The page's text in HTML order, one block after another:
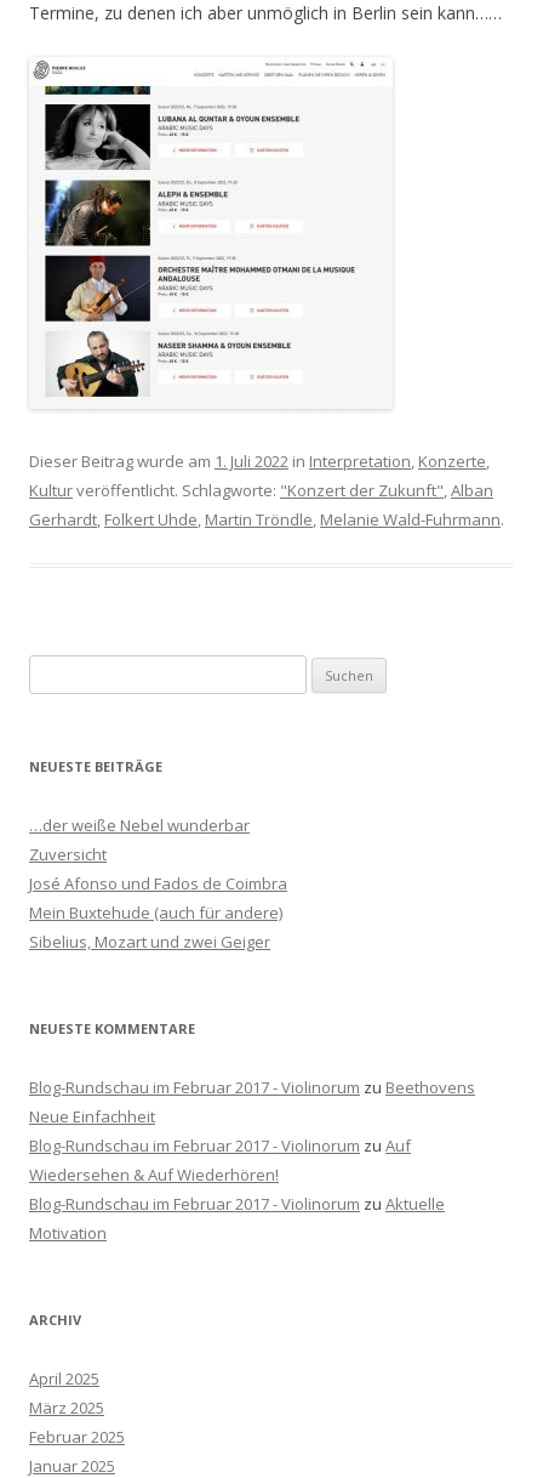
Termine, zu denen ich aber unmöglich in Berlin sein kann……
Dieser Beitrag wurde am 1. Juli 2022 in Interpretation, Konzerte,
Kulturveröffentlicht. Schlagworte: "Konzert der Zukunft",Alban
Gerhardt, Folkert Uhde, Martin Tröndle, Melanie Wald-Fuhrmann.
u
h
n
a
c
h
NEUESTE BEITRÄGE
…der weiße Nebel wunderbar
Zuversicht
José Afonso und Fados de Coimbra
Mein Buxtehude (auch für andere)
Sibelius, Mozart und zwei Geiger
NEUESTE KOMMENTARE
Blog-Rundschau im Februar 2017 - Violinorum zu Beethovens
Neue Einfachheit
Blog-Rundschau im Februar 2017 - Violinorum zu Auf
Wiedersehen & Auf Wiederhören!
Blog-Rundschau im Februar 2017 - Violinorum zu Aktuelle
Motivation
ARCHIV
April 2025
März 2025
Februar 2025
Januar 2025